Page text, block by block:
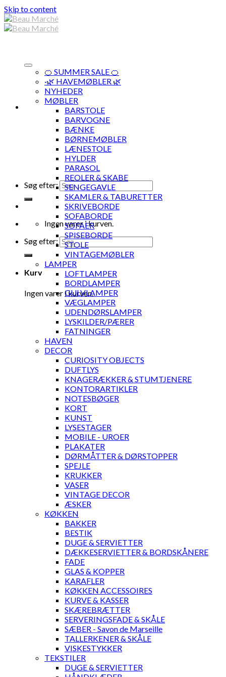
Skip to content
Søg efter:
Ingen varer i kurven.
Søg efter:
Kurv
Ingen varer i kurven.
🍊 SUMMER SALE 🍊
·🌿 HAVEMØBLER 🌿
NYHEDER
MØBLER
BARSTOLE
BARVOGNE
BÆNKE
BØRNEMØBLER
LÆNESTOLE
HYLDER
PARASOL
REOLER & SKABE
SENGEGAVLE
SKAMLER & TABURETTER
SKRIVEBORDE
SOFABORDE
SOFAER
SPISEBORDE
STOLE
VINTAGEMØBLER
LAMPER
LOFTLAMPER
BORDLAMPER
GULVLAMPER
VÆGLAMPER
UDENDØRSLAMPER
LYSKILDER/PÆRER
FATNINGER
HAVEN
DECOR
CURIOSITY OBJECTS
DUFTLYS
KNAGERÆKKER & STUMTJENERE
KONTORARTIKLER
NOTESBØGER
KORT
KUNST
LYSESTAGER
MOBILE - UROER
PLAKATER
DØRMÅTTER & DØRSTOPPER
SPEJLE
KRUKKER
VASER
VINTAGE DECOR
ÆSKER
KØKKEN
BAKKER
BESTIK
DUGE & SERVIETTER
DÆKKESERVIETTER & BORDSKÅNERE
FADE
GLAS & KOPPER
KARAFLER
KØKKEN ACCESSOIRES
KURVE & KASSER
SKÆREBRÆTTER
SERVERINGSFADE & SKÅLE
SÆBER - Savon de Marseille
TALLERKENER & SKÅLE
VISKESTYKKER
TEKSTILER
DUGE & SERVIETTER